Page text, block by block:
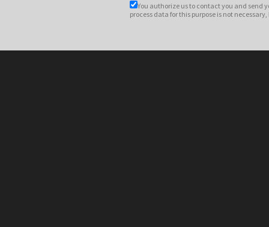
You authorize us to contact you and
process data for this purpose is not